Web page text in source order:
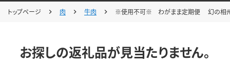
トップページ 肉 牛肉 ※使用不可※ わがまま定期便 幻の相州
お探しの返礼品が見当たりません。